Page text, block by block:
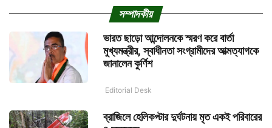
সম্পাদকীয়
ভারত ছাড়ো আন্দোলনকে স্মরণ করে বার্তা
মুখ্যমন্ত্রীর, স্বাধীনতা সংগ্রামীদের আত্মত্যাগকে
জানালেন কুর্ণিশ
Editorial Desk
ব্রাজিলে হেলিকপ্টার দুর্ঘটনায় মৃত একই পরিবারের